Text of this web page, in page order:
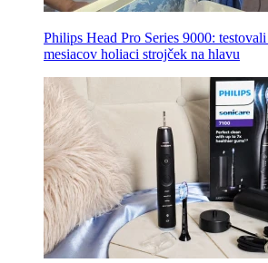
Philips Head Pro Series 9000:
mesiacov holiaci strojček na hlavu